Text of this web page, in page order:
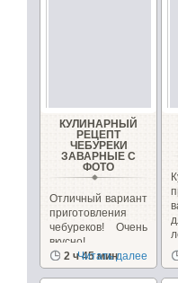
КУЛИНАРНЫЙ
РЕЦЕПТ
ЧЕБУРЕКИ
ЗАВАРНЫЕ С
ФОТО
Отличный вариант
приготовления
чебуреков! Очень
вкусно!
2 ч 45 мин
Читать далее